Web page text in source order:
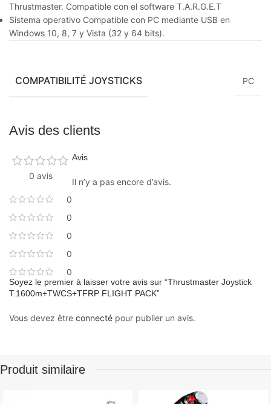
Thrustmaster. Compatible con el software T.A.R.G.E.T
Sistema operativo Compatible con PC mediante USB en
Windows 10, 8, 7 y Vista (32 y 64 bits).
COMPATIBILITÉ JOYSTICKS PC
Avis des clients
0 avis
0
0
0
0
0
Avis
Il n’y a pas encore d’avis.
Soyez le premier à laisser votre avis sur “Thrustmaster Joystick
T.1600m+TWCS+TFRP FLIGHT PACK”
Vous devez être connecté pour publier un avis.
Produit similaire